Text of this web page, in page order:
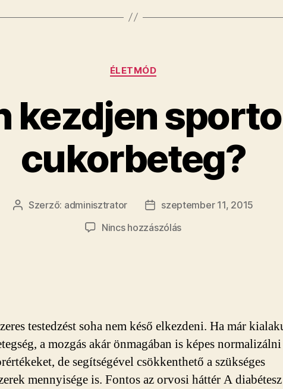
Kategóriák
ÉLETMÓD
kezdjen
cukorbeteg?
Bejegyzés
Szerző: adminisztrator
Bejegyzés
dátuma
szeptember 11, 2015
Nincs hozzászólása(z)
testedzést soha nem késő elkezdeni. Ha már
a mozgás akár önmagában is képes
de segítségével csökkenthető a szükséges
mennyisége is. Fontos az orvosi háttér A diabétesz